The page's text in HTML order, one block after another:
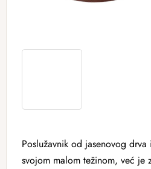
Poslužavnik od jasenovog drva
svojom malom težinom, već je